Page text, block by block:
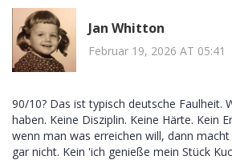
Jan Whitton
Februar 19, 2026 AT 05:41
90/10? Das ist typisch deutsche Faulheit.
haben. Keine Disziplin. Keine Härte. Kein
wenn man was erreichen will, dann
gar nicht. Kein 'ich genieße mein Stück